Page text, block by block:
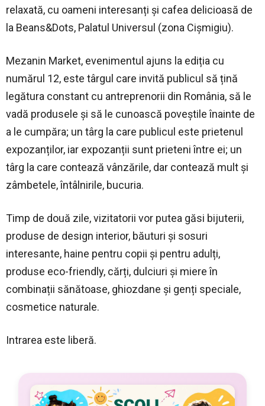
relaxată, cu oameni interesanți și cafea delicioasă de
la Beans&Dots, Palatul Universul (zona Cișmigiu).
Mezanin Market, evenimentul ajuns la ediția cu
numărul 12, este târgul care invită publicul să țină
legătura constant cu antreprenorii din România, să le
vadă produsele și să le cunoască poveștile înainte de
a le cumpăra; un târg la care publicul este prietenul
expozanților, iar expozanții sunt prieteni între ei; un
târg la care contează vânzările, dar contează mult și
zâmbetele, întâlnirile, bucuria.
Timp de două zile, vizitatorii vor putea găsi bijuterii,
produse de design interior, băuturi și sosuri
interesante, haine pentru copii și pentru adulți,
produse eco-friendly, cărți, dulciuri și miere în
combinații sănătoase, ghiozdane și genți speciale,
cosmetice naturale.
Intrarea este liberă.